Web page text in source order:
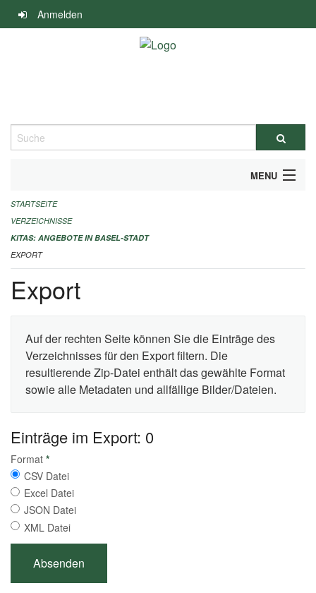
Navigation
überspringen
Anmelden
Suche
MENU
ALLGEMEINE INFORMATIONEN
IMPRESSUM
STARTSEITE
VERZEICHNISSE
KITAS: ANGEBOTE IN BASEL-STADT
EXPORT
Export
Auf der rechten Seite können Sie die Einträge des
Verzeichnisses für den Export filtern. Die
resultierende Zip-Datei enthält das gewählte Format
sowie alle Metadaten und allfällige Bilder/Dateien.
Einträge im Export: 0
Format *
CSV Datei
Excel Datei
JSON Datei
XML Datei